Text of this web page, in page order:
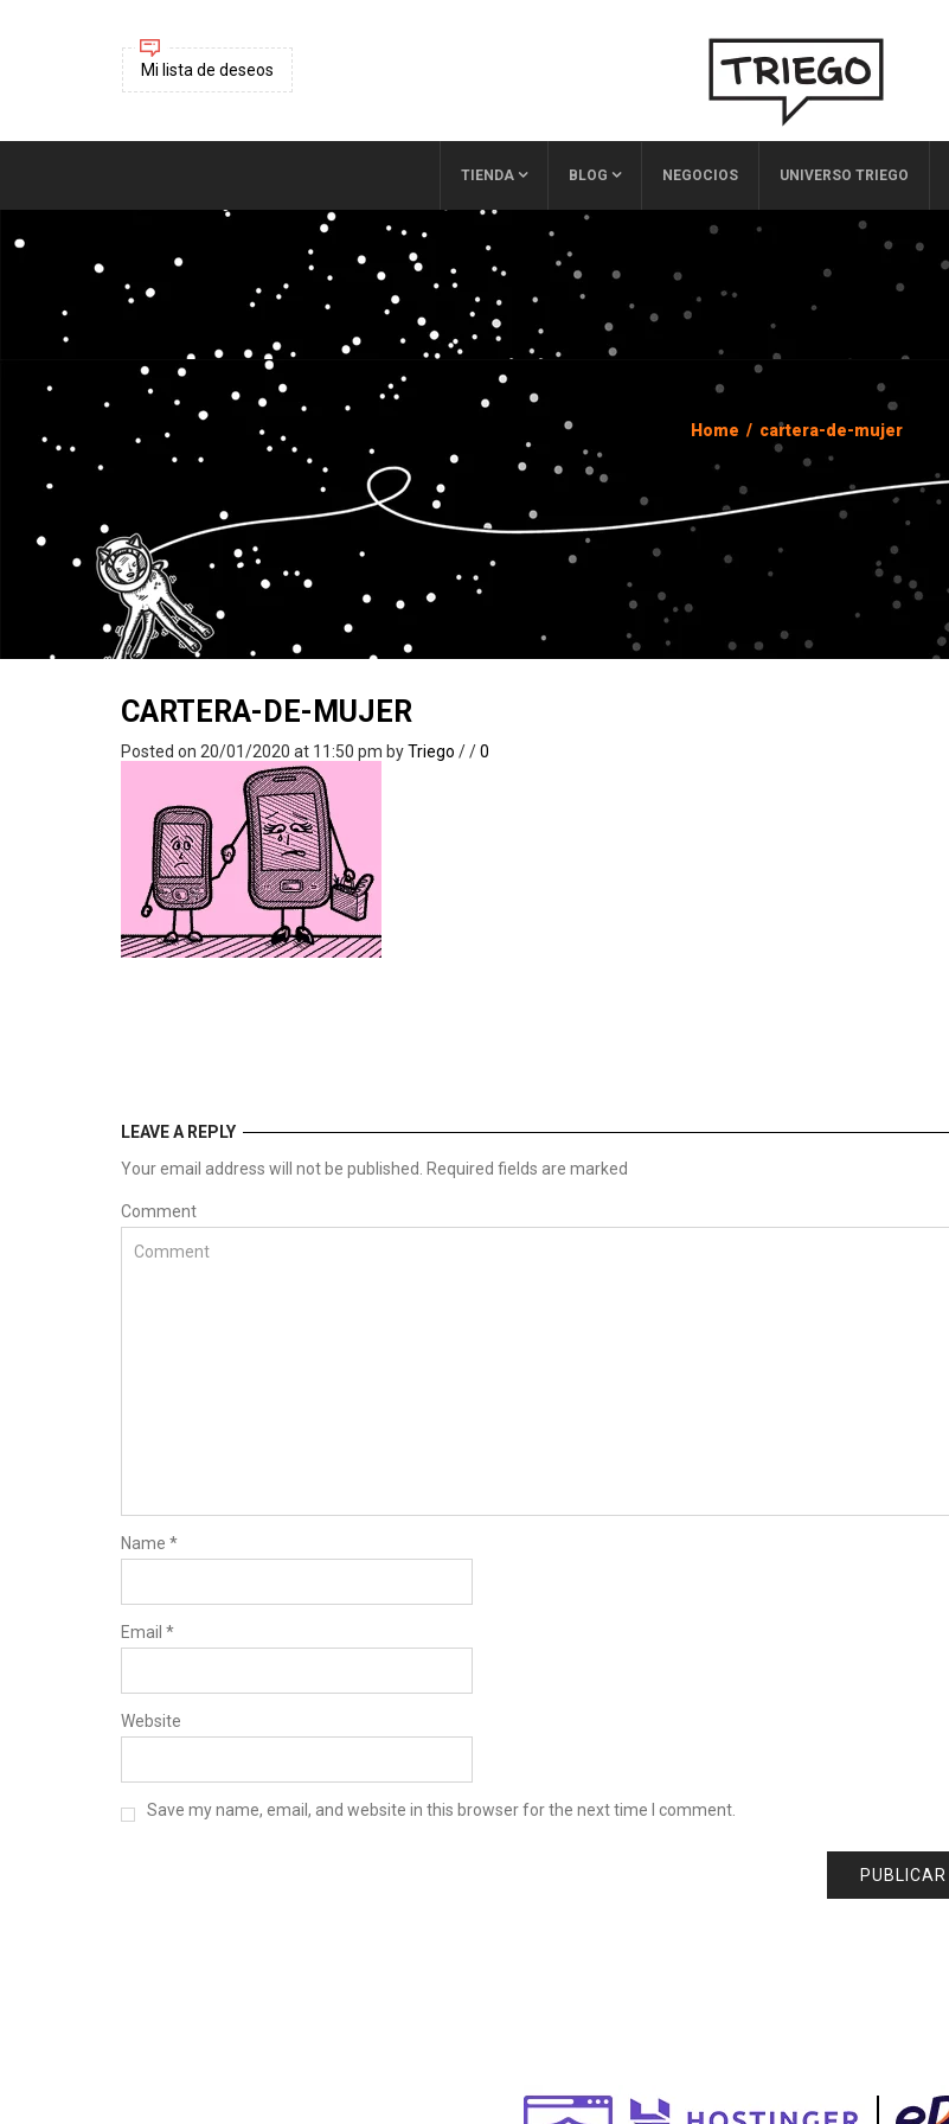
Mi lista de deseos
TIENDA BLOG NEGOCIOS UNIVERSO TRIEGO
Home / cartera-de-mujer
CARTERA-DE-MUJER
Posted on 20/01/2020 at 11:50 pm byTriego //0
LEAVE A REPLY
Your email address will not be published. Required fields are marked
Comment
Name *
Email *
Website
Save my name, email, and website in this browser for the next time I comment.